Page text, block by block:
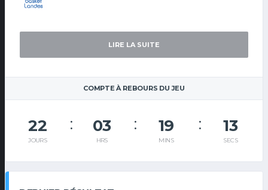
LIRE LA SUITE
COMPTE À REBOURS DU JEU
22
JOURS
03
HRS
19
MINS
13
SECS